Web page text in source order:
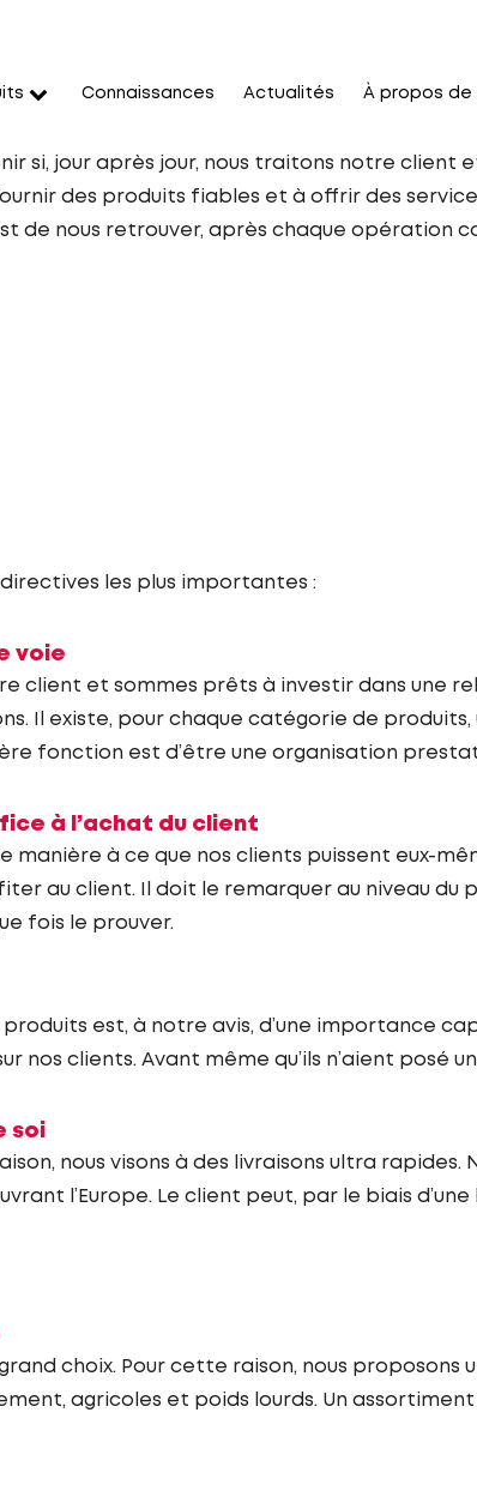
Connaissances Actualités À propos de
si, jour après jour, nous traitons notre client
des produits fiables et à offrir des
de nous retrouver, après chaque opération
les plus importantes :
voie
client et sommes prêts à investir dans une
Il existe, pour chaque catégorie de
fonction est d’être une organisation
à l’achat du client
manière à ce que nos clients puissent eux-
au client. Il doit le remarquer au niveau du
fois le prouver.
est, à notre avis, d’une importance
nos clients. Avant même qu’ils n’aient posé
soi
nous visons à des livraisons ultra
l’Europe. Le client peut, par le biais
choix. Pour cette raison, nous
agricoles et poids lourds. Un